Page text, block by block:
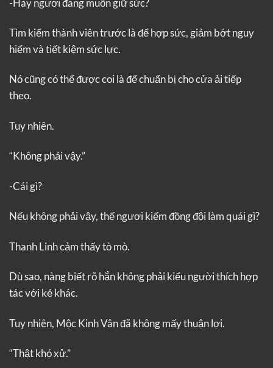
Tìm kiếm thành viên trước là để hợp sức, giảm bớt nguy
hiểm và tiết kiệm sức lực.
Nó cũng có thể được coi là để chuẩn bị cho cửa ải tiếp
theo.
Tuy nhiên.
“Không phải vậy.”
-Cái gì?
Nếu không phải vậy, thế ngươi kiếm đồng đội làm quái gì?
Thanh Linh cảm thấy tò mò.
Dù sao, nàng biết rõ hắn không phải kiểu người thích hợp
tác với kẻ khác.
Tuy nhiên, Mộc Kinh Vân đã không mấy thuận lợi.
“Thật khó xử.”